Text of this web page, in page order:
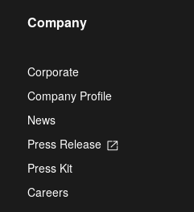
Company
Corporate
Company Profile
News
Press Release
Opens
Press Kit
Careers